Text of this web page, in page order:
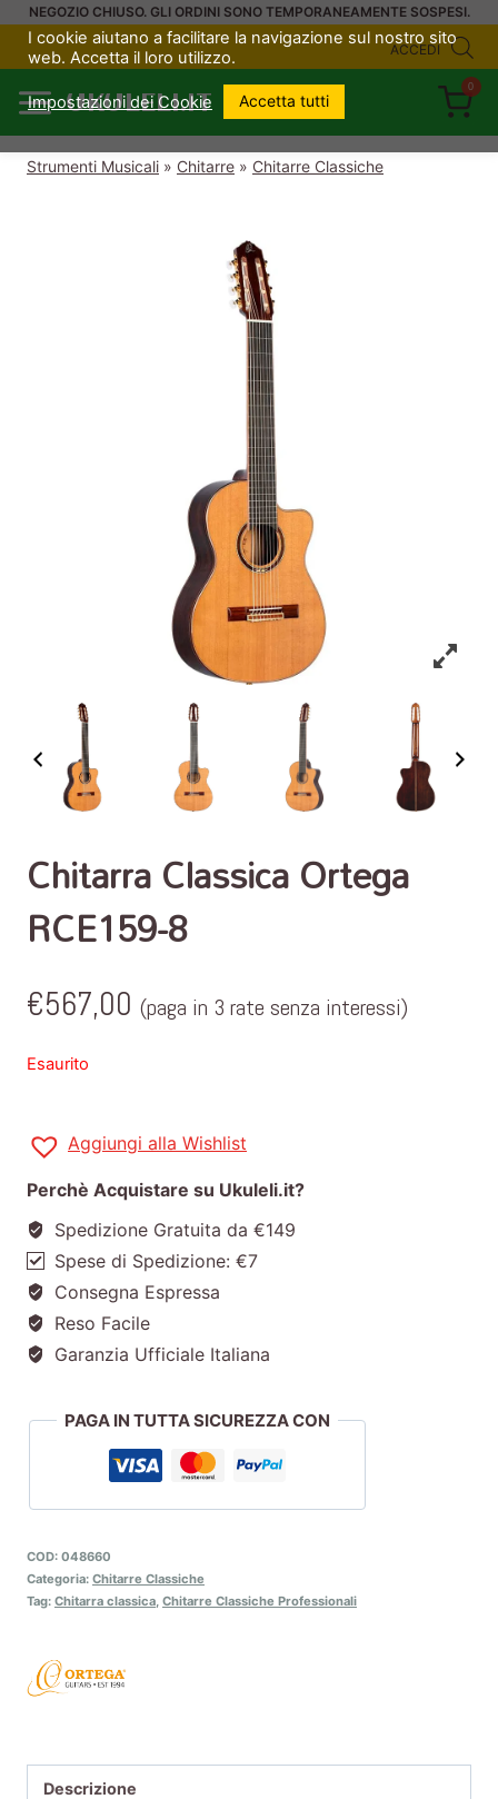
SaltaNEGOZIO CHIUSO. GLI ORDINI SONO TEMPORANEAMENTE SOSPESI.
ACCEDI
UKULELI.IT
0
Strumenti Musicali » Chitarre » Chitarre Classiche
Chitarra Classica Ortega
RCE159-8
€567,00 (paga in 3 rate senza interessi)
Esaurito
Aggiungi alla Wishlist
Perchè Acquistare su Ukuleli.it?
Spedizione Gratuita da €149
Spese di Spedizione: €7
Consegna Espressa
Reso Facile
Garanzia Ufficiale Italiana
PAGA IN TUTTA SICUREZZA CON
COD: 048660
Categoria: Chitarre Classiche
Tag: Chitarra classica, Chitarre Classiche Professionali
Descrizione
I cookie aiutano a facilitare la navigazione sul nostro sito
web. Accetta il loro utilizzo.
Impostazioni dei Cookie Accetta tutti